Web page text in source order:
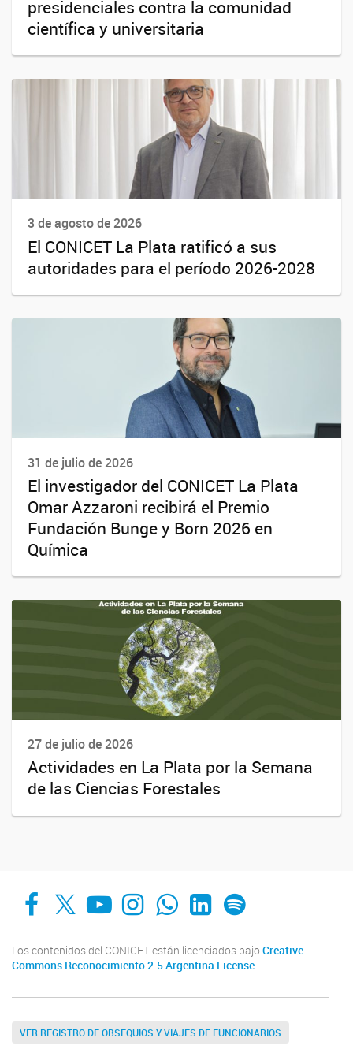
presidenciales contra la comunidad
científica y universitaria
3 de agosto de 2026
El CONICET La Plata ratificó a sus
autoridades para el período 2026-2028
31 de julio de 2026
El investigador del CONICET La Plata
Omar Azzaroni recibirá el Premio
Fundación Bunge y Born 2026 en
Química
27 de julio de 2026
Actividades en La Plata por la Semana
de las Ciencias Forestales
Facebook
X YouTube
Instagram
Whats AppLinkedIn
Spotify
Los contenidos del CONICET están licenciados bajo Creative
Commons Reconocimiento 2.5 Argentina License
VER REGISTRO DE OBSEQUIOS Y VIAJES DE FUNCIONARIOS